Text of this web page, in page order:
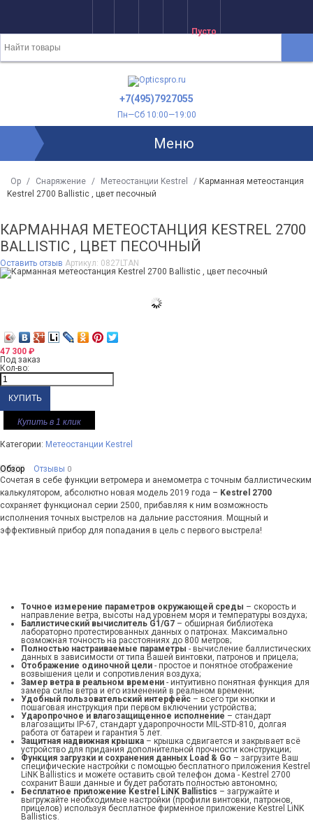
Пусто
+7(495)7927055
Пн—Сб 10:00—19:00
Меню
Op / Снаряжение / Метеостанции Kestrel / Карманная метеостанция
Kestrel 2700 Ballistic , цвет песочный
КАРМАННАЯ МЕТЕОСТАНЦИЯ KESTREL 2700
BALLISTIC , ЦВЕТ ПЕСОЧНЫЙ
Оставить отзыв Артикул: 0827LTAN
47 300 ₽
Под заказ
Кол-во:
Купить в 1 клик
Категории: Метеостанции Kestrel
Обзор Отзывы 0
Сочетая в себе функции ветромера и анемометра с точным баллистическим
калькулятором, абсолютно новая модель 2019 года – Kestrel 2700
сохраняет функционал серии 2500, прибавляя к ним возможность
исполнения точных выстрелов на дальние расстояния. Мощный и
эффективный прибор для попадания в цель с первого выстрела!
Точное измерение параметров окружающей среды – скорость и
направление ветра, высоты над уровнем моря и температуры воздуха;
Баллистический вычислитель G1/G7 – обширная библиотека
лабораторно протестированных данных о патронах. Максимально
возможная точность на расстояниях до 800 метров;
Полностью настраиваемые параметры - вычисление баллистических
данных в зависимости от типа Вашей винтовки, патронов и прицела;
Отображение одиночной цели - простое и понятное отображение
возвышения цели и сопротивления воздуха;
Замер ветра в реальном времени - интуитивно понятная функция для
замера силы ветра и его изменений в реальном времени;
Удобный пользовательский интерфейс – всего три кнопки и
пошаговая инструкция при первом включении устройства;
Ударопрочное и влагозащищенное исполнение – стандарт
влагозащиты IP-67, стандарт ударопрочности MIL-STD-810, долгая
работа от батареи и гарантия 5 лет.
Защитная надвижная крышка – крышка сдвигается и закрывает всё
устройство для придания дополнительной прочности конструкции;
Функция загрузки и сохранения данных Load & Go – загрузите Ваш
специфические настройки с помощью бесплатного приложения Kestrel
LiNK Ballistics и можете оставить свой телефон дома - Kestrel 2700
сохранит Ваши данные и будет работать полностью автономно;
Бесплатное приложение Kestrel LiNK Ballistics – загружайте и
выгружайте необходимые настройки (профили винтовки, патронов,
прицелов) используя бесплатное фирменное приложение Kestrel LiNK
Ballistics.